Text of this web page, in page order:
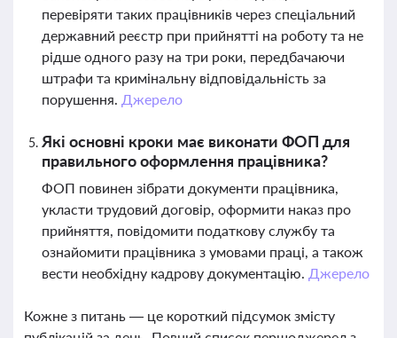
перевіряти таких працівників через спеціальний
державний реєстр при прийнятті на роботу та не
рідше одного разу на три роки, передбачаючи
штрафи та кримінальну відповідальність за
порушення. Джерело
Які основні кроки має виконати ФОП для
правильного оформлення працівника?
ФОП повинен зібрати документи працівника,
укласти трудовий договір, оформити наказ про
прийняття, повідомити податкову службу та
ознайомити працівника з умовами праці, а також
вести необхідну кадрову документацію. Джерело
Кожне з питань — це короткий підсумок змісту